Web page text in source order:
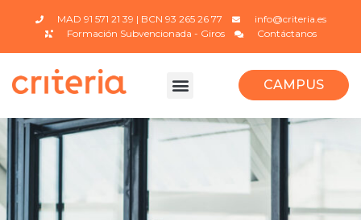
MAD 91 571 21 39 | BCN 93 265 26 77
info@criteria.es
Formación Subvencionada - Giros
Contáctanos
CAMPUS